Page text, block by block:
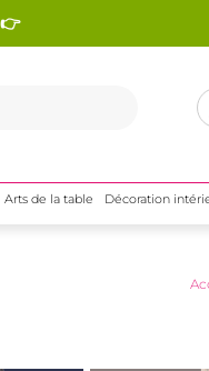
Arts de la table Décoration